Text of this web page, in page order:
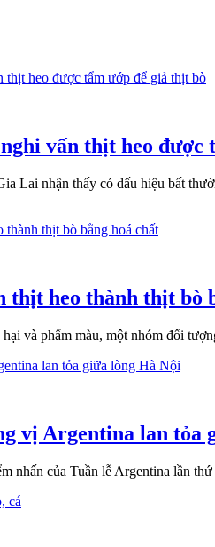
vấn thịt heo được
Lai nhận thấy có dấu hiệu bất
thịt heo thành thịt bò
và phẩm màu, một nhóm đối
vị Argentina lan tỏa
nhấn của Tuần lễ Argentina lần